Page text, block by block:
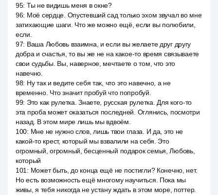
95: Ты не видишь меня в окне?
96: Моё сердце. Опустевший сад только эхом звучал во мне
затихающие шаги. Что же можно ещё, если вы полюбили,
если.
97: Ваша Любовь взаимна, и если вы желаете друг другу
добра и счастья, то вы же не на какое-то время связываете
свои судьбы. Вы, наверное, мечтаете о том, что это
навечно.
98: Ну так и ведите себя так, что это навечно, а не
временно. Что значит пробуй что попробуй.
99: Это как рулетка. Знаете, русская рулетка. Для кого-то
эта проба может оказаться последней. Оглянись, посмотри
назад. В этом мире лишь мы вдвоём.
100: Мне не нужно слов, лишь твои глаза. И да, это не
какой-то крест, который мы взвалили на себя. Это
огромный, огромный, бесценный подарок семья, Любовь,
который
101 : Может быть, до конца ещё не постигли? Конечно, нет.
Но есть возможность ещё многому научиться. Пока мы
живы, я тебя никогда не устану ждать в этом море, поттер.